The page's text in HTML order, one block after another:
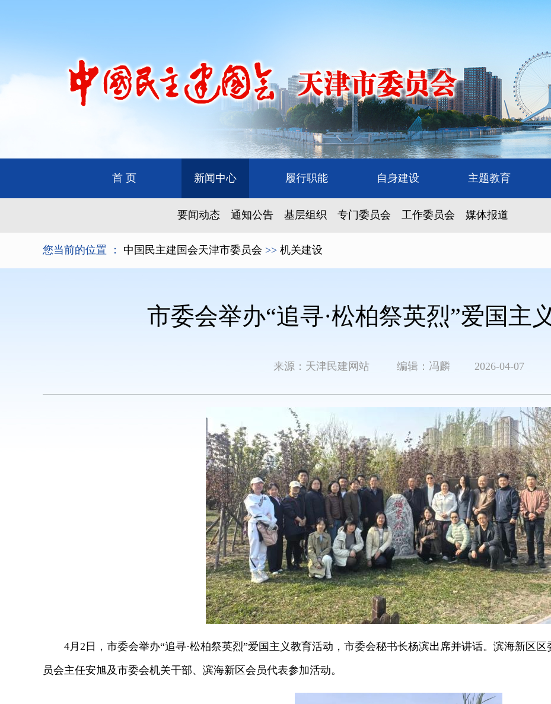
首 页 新闻中心 履行职能 自身建设 主题教育
要闻动态 通知公告 基层组织 专门委员会 工作委员会 媒体报道
您当前的位置 ： 中国民主建国会天津市委员会 >> 机关建设
市委会举办“追寻·松柏祭英烈”爱国主
来源：天津民建网站 编辑：冯麟 2026-04-07
4月2日，市委会举办“追寻·松柏祭英烈”爱国主义教育活动，市委会秘书长杨滨出席并讲话。滨海新区区
员会主任安旭及市委会机关干部、滨海新区会员代表参加活动。